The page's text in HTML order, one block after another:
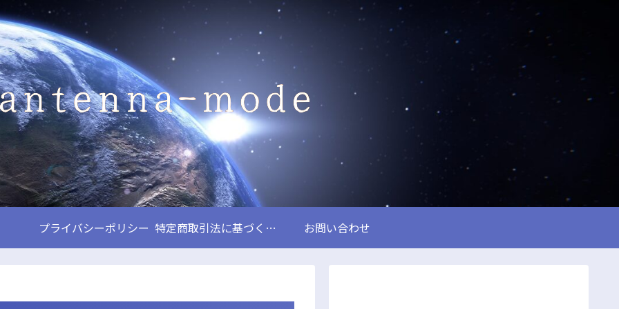
プライバシーポリシー 特定商取引法に基づく表記 お問い合わせ